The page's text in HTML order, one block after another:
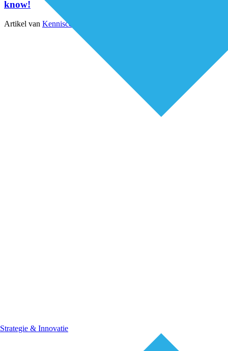
Strategie & Innovatie
know!
Artikel van Kenniscentrum Kinderpalliatieve Zorg